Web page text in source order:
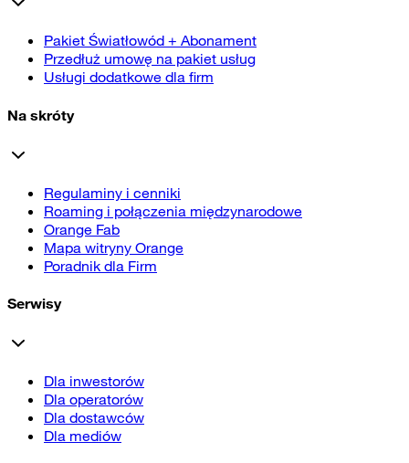
Pakiet Światłowód + Abonament
Przedłuż umowę na pakiet usług
Usługi dodatkowe dla firm
Na skróty
Regulaminy i cenniki
Roaming i połączenia międzynarodowe
Orange Fab
Mapa witryny Orange
Poradnik dla Firm
Serwisy
Dla inwestorów
Dla operatorów
Dla dostawców
Dla mediów